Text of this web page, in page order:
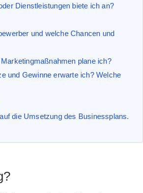
Dienstleistungen biete ich an?
und welche Chancen und
plane ich?
und Gewinne erwarte ich? Welche
die Umsetzung des Businessplans.